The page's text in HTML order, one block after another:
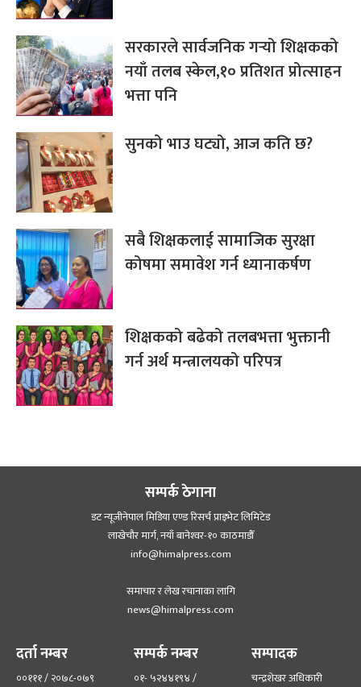
सरकारले सार्वजनिक गर्‍यो शिक्षकको
नयाँ तलब स्केल,१० प्रतिशत प्रोत्साहन
भत्ता पनि
सुनको भाउ घट्यो, आज कति छ?
सबै शिक्षकलाई सामाजिक सुरक्षा
कोषमा समावेश गर्न ध्यानाकर्षण
शिक्षकको बढेको तलबभत्ता भुक्तानी
गर्न अर्थ मन्त्रालयको परिपत्र
सम्पर्क ठेगाना
डट न्यूजीनेपाल मिडिया एण्ड रिसर्च प्राइभेट लिमिटेड
लाखेचौर मार्ग, नयाँ बानेश्‍वर-१० काठमाडौँ
info@himalpress.com
समाचार र लेख रचानाका लागि
news@himalpress.com
दर्ता नम्बर
००१११ / २०७८-०७९
सम्पर्क नम्बर
०१- ५२४४१९४ /
सम्पादक
चन्द्रशेखर अधिकारी